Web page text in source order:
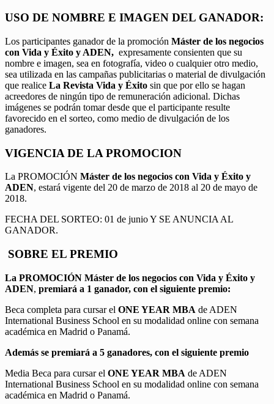
USO DE NOMBRE E IMAGEN DEL GANADOR:
Los participantes ganador de la promoción Máster de los negocios
con Vida y Éxito y ADEN, expresamente consienten que su
nombre e imagen, sea en fotografía, video o cualquier otro medio,
sea utilizada en las campañas publicitarias o material de divulgación
que realice La Revista Vida y Éxito sin que por ello se hagan
acreedores de ningún tipo de remuneración adicional. Dichas
imágenes se podrán tomar desde que el participante resulte
favorecido en el sorteo, como medio de divulgación de los
ganadores.
VIGENCIA DE LA PROMOCION
La PROMOCIÓN Máster de los negocios con Vida y Éxito y
ADEN, estará vigente del 20 de marzo de 2018 al 20 de mayo de
2018.
FECHA DEL SORTEO: 01 de junio Y SE ANUNCIA AL
GANADOR.
SOBRE EL PREMIO
La PROMOCIÓN Máster de los negocios con Vida y Éxito y
ADEN, premiará a 1 ganador, con el siguiente premio:
Beca completa para cursar el ONE YEAR MBA de ADEN
International Business School en su modalidad online con semana
académica en Madrid o Panamá.
Además se premiará a 5 ganadores, con el siguiente premio
Media Beca para cursar el ONE YEAR MBA de ADEN
International Business School en su modalidad online con semana
académica en Madrid o Panamá.